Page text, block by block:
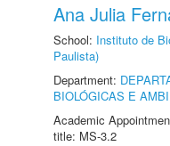
Ana Julia
School: Instituto de
Paulista)
Department:
BIOLÓGICAS E
Academic
title: MS-3.2